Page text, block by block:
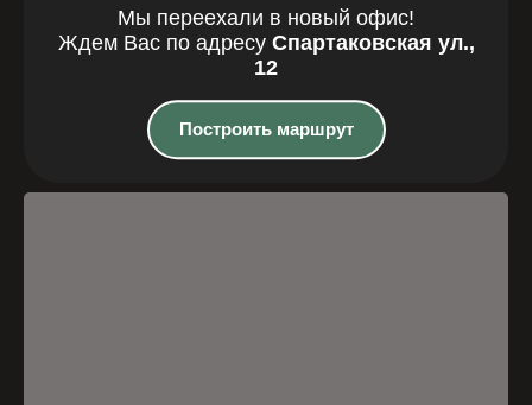
Где мы
находимся
Казань, Спартаковская улица, 12
Мы переехали в новый офис!
Ждем Вас по адресу Спартаковская ул.,
12
Построить маршрут